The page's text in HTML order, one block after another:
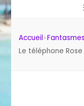
Accueil ›Fantasmes
Le téléphone